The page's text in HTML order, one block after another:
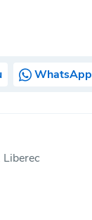
WhatsApp
Liberec